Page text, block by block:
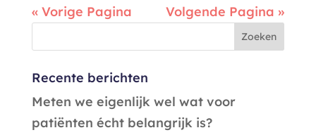
« Vorige Pagina
Volgende Pagina »
Recente berichten
Meten we eigenlijk wel wat voor
patiënten écht belangrijk is?